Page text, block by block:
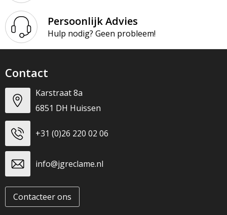
Persoonlijk Advies
Hulp nodig? Geen probleem!
Contact
Karstraat 8a
6851 DH Huissen
+31 (0)26 220 02 06
info@jgreclame.nl
Contacteer ons